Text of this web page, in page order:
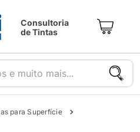
Consultoria
de Tintas
mais...
para Superfície